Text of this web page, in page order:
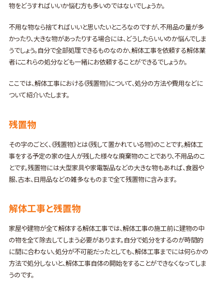
物をどうすればいいか悩む方も多いのではないでしょうか。
不用な物なら捨てればいいと思いたいところなのですが、不用品の量が多
かったり、大きな物があったりする場合には、どうしたらいいのか悩んでしま
うでしょう。自分で全部処理できるものなのか、解体工事を依頼する解体業
者にこれらの処分なども一緒にお依頼することができるでしょうか。
ここでは、解体工事における《残置物》について、処分の方法や費用などに
ついて紹介いたします。
残置物
その字のごとく、《残置物》とは《残して置かれている物》のことです。解体工
事をする予定の家の住人が残した様々な廃棄物のことであり、不用品のこ
とです。残置物には大型家具や家電製品などの大きな物もあれば、食器や
服、古本、日用品などの雑多なものまで全て残置物に含みます。
解体工事と残置物
家屋や建物が全て解体する解体工事では、解体工事の施工前に建物の中
の物を全て除去してしまう必要があります。自分で処分をするのが時間的
に間に合わない、処分が不可能だったとしても、解体工事までには何らかの
方法で処分しないと、解体工事自体の開始をすることができなくなってしま
うのです。